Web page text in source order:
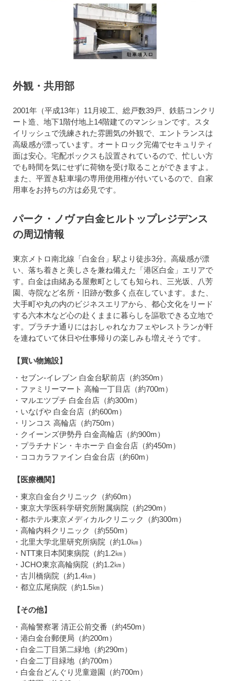
外観・共用部
2001年（平成13年）11月竣工、総戸数39戸、鉄筋コンクリ
ート造、地下1階付地上14階建てのマンションです。スタ
イリッシュで洗練された雰囲気の外観で、エントランスは
高級感が漂っています。オートロック完備でセキュリティ
面は安心。宅配ボックスも設置されているので、忙しい方
でも時間を気にせずに荷物を受け取ることができますよ。
また、平置き駐車場の専用使用権が付いているので、自家
用車をお持ちの方は必見です。
パーク・ノヴァ白金ヒルトップレジデンス
の周辺情報
東京メトロ南北線「白金台」駅より徒歩3分。高級感が漂
い、落ち着きと美しさを兼ね備えた「港区白金」エリアで
す。白金は由緒ある屋敷町としても知られ、三光坂、八芳
園、寺院など名所・旧跡が数多く点在しています。また、
大手町や丸の内のビジネスエリアから、都心文化をリード
する六本木など心の赴くままに暮らしを謳歌できる立地で
す。プラチナ通りにはおしゃれなカフェやレストランが軒
を連ねていて休日や仕事帰りの楽しみも増えそうです。
【買い物施設】
・セブン-イレブン 白金台駅前店（約350m）
・ファミリーマート 高輪一丁目店（約700m）
・マルエツプチ 白金台店（約300m）
・いなげや 白金台店（約600m）
・リンコス 高輪店（約750m）
・クイーンズ伊勢丹 白金高輪店（約900m）
・プラチナドン・キホーテ 白金台店（約450m）
・ココカラファイン 白金台店（約60m）
【医療機関】
・東京白金台クリニック（約60m）
・東京大学医科学研究所附属病院（約290m）
・都ホテル東京メディカルクリニック（約300m）
・高輪内科クリニック（約550m）
・北里大学北里研究所病院（約1.0㎞）
・NTT東日本関東病院（約1.2㎞）
・JCHO東京高輪病院（約1.2㎞）
・古川橋病院（約1.4㎞）
・都立広尾病院（約1.5㎞）
【その他】
・高輪警察署 清正公前交番（約450m）
・港白金台郵便局（約200m）
・白金二丁目第二緑地（約290m）
・白金二丁目緑地（約700m）
・白金台どんぐり児童遊園（約700m）